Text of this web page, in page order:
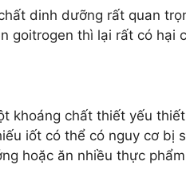
dinh dưỡng rất quan
goitrogen thì lại rất có hại
khoáng chất thiết yếu
iốt có thể có nguy cơ bị
hoặc ăn nhiều thực